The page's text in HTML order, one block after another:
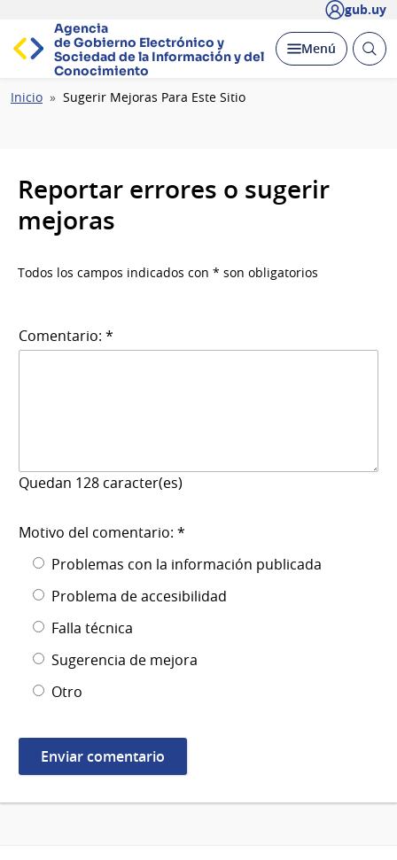
gub.uy
Agencia
de Gobierno Electrónico y
Sociedad de la Información y del
Conocimiento
Desplegar
Menú Abrir
Ruta
Inicio Sugerir Mejoras Para Este Sitio
Reportar errores o sugerir
mejoras
Todos los campos indicados con * son obligatorios
Comentario: *
Quedan 128 caracter(es)
Motivo del comentario: *
Problemas con la información publicada
Problema de accesibilidad
Falla técnica
Sugerencia de mejora
Otro